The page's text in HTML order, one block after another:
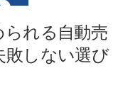
られる自動売
敗しない選び